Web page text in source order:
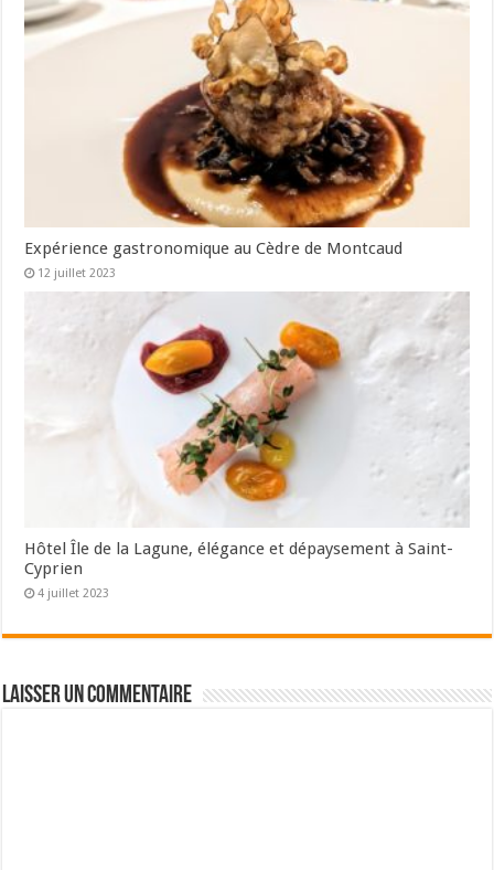
Expérience gastronomique au Cèdre de Montcaud
12 juillet 2023
Hôtel Île de la Lagune, élégance et dépaysement à Saint-
Cyprien
4 juillet 2023
Laisser un commentaire